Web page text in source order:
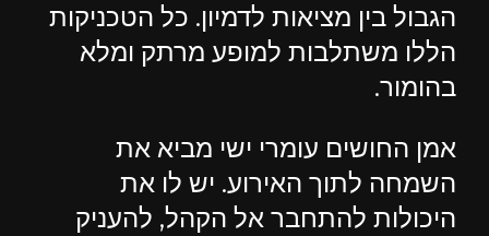
הגבול בין מציאות לדמיון. כל הטכניקות
הללו משתלבות למופע מרתק ומלא
בהומור.
אמן החושים עומרי ישי מביא את
השמחה לתוך האירוע. יש לו את
היכולות להתחבר אל הקהל, להעניק